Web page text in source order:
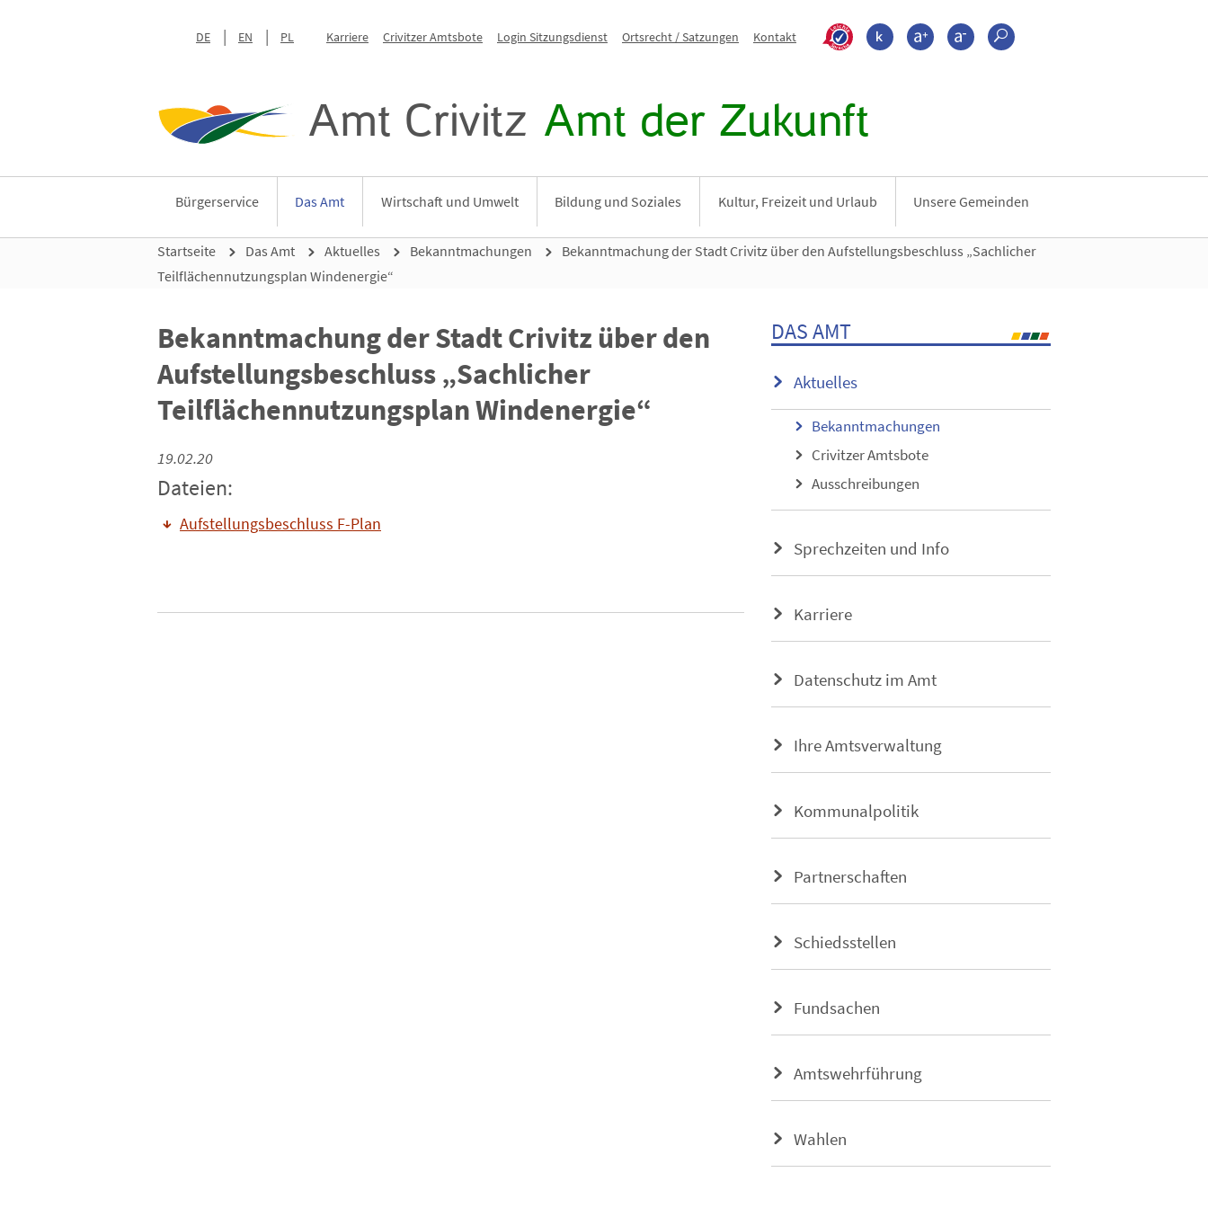
DE EN PL Karriere Crivitzer Amtsbote Login Sitzungsdienst Ortsrecht / Satzungen Kontakt >???leichte_sprache???
KontrastSchrift größerSchrift kleiner
Suche
Amt Crivitz Amt der Zukunft
Bürgerservice Das Amt Wirtschaft und Umwelt Bildung und Soziales Kultur, Freizeit und Urlaub Unsere Gemeinden
Startseite Das Amt Aktuelles Bekanntmachungen
Bekanntmachung der Stadt Crivitz über den Aufstellungsbeschluss „Sachlicher
Teilflächennutzungsplan Windenergie“
Bekanntmachung der Stadt Crivitz über den
Aufstellungsbeschluss „Sachlicher
Teilflächennutzungsplan Windenergie“
19.02.20
Dateien:
Aufstellungsbeschluss F-Plan
DAS AMT
Aktuelles
Bekanntmachungen
Crivitzer Amtsbote
Ausschreibungen
Sprechzeiten und Info
Karriere
Datenschutz im Amt
Ihre Amtsverwaltung
Kommunalpolitik
Partnerschaften
Schiedsstellen
Fundsachen
Amtswehrführung
Wahlen